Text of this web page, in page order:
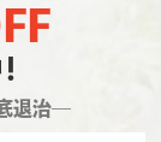
退治―